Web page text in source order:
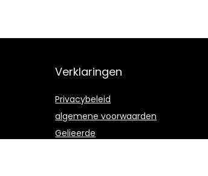
Verklaringen
Privacybeleid
algemene voorwaarden
Gelieerde